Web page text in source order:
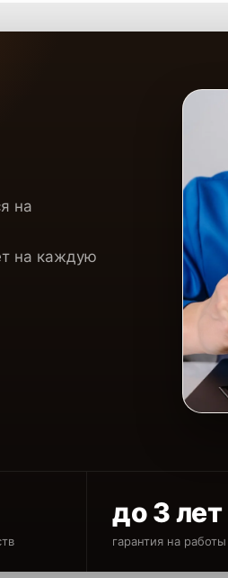
на
на каждую
до 3 лет
гарантия на работы